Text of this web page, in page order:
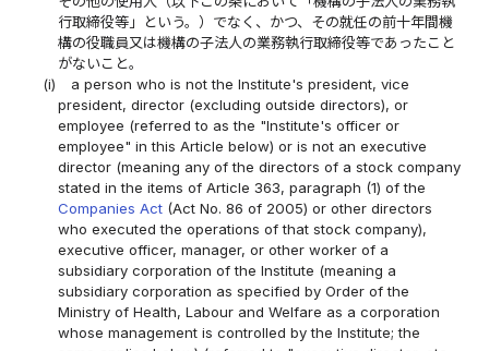
行取締役等」という。）でなく、かつ、その就任の前十年間機
構の役職員又は機構の子法人の業務執行取締役等であったこと
がないこと。
(i)
a person who is not the Institute's president, vice
president, director (excluding outside directors), or
employee (referred to as the "Institute's officer or
employee" in this Article below) or is not an executive
director (meaning any of the directors of a stock company
stated in the items of Article 363, paragraph (1) of the
Companies Act(Act No. 86 of 2005) or other directors
who executed the operations of that stock company),
executive officer, manager, or other worker of a
subsidiary corporation of the Institute (meaning a
subsidiary corporation as specified by Order of the
Ministry of Health, Labour and Welfare as a corporation
whose management is controlled by the Institute; the